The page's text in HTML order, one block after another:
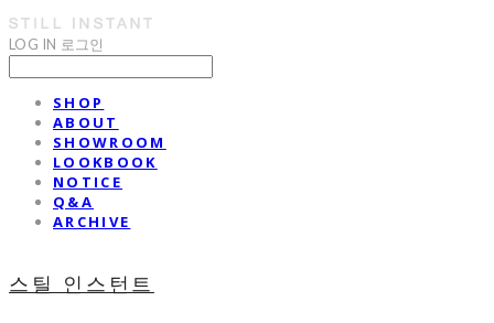
LOG IN 로그인
SHOP
ABOUT
SHOWROOM
LOOKBOOK
NOTICE
Q&A
ARCHIVE
스틸 인스턴트